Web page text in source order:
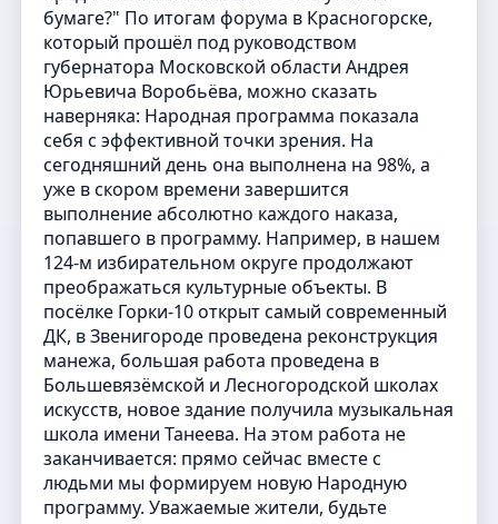
бумаге?" По итогам форума в Красногорске,
который прошёл под руководством
губернатора Московской области Андрея
Юрьевича Воробьёва, можно сказать
наверняка: Народная программа показала
себя с эффективной точки зрения. На
сегодняшний день она выполнена на 98%, а
уже в скором времени завершится
выполнение абсолютно каждого наказа,
попавшего в программу. Например, в нашем
124-м избирательном округе продолжают
преображаться культурные объекты. В
посёлке Горки-10 открыт самый современный
ДК, в Звенигороде проведена реконструкция
манежа, большая работа проведена в
Большевязёмской и Лесногородской школах
искусств, новое здание получила музыкальная
школа имени Танеева. На этом работа не
заканчивается: прямо сейчас вместе с
людьми мы формируем новую Народную
программу. Уважаемые жители, будьте